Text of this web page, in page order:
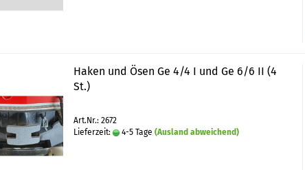
Haken und Ösen Ge 4/4 I und Ge 6/6 II (4
St.)
Art.Nr.: 2672
Lieferzeit:
4-5 Tage (Ausland abweichend)